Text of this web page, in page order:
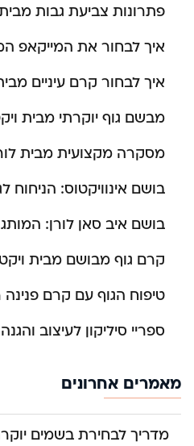
פתרונות צביעת גבות
איך לבחור את המייקאפ
איך לבחור קרם עיניים
מבשם גוף יוקרתי מבית
מסקרה מקצועית מבית
בושם אינוויקטוס: הניחוח
בושם איב סאן לורן: המותג
קרם גוף מבושם מבית
טיפוח הגוף עם קרם פנינה
ספריי סיליקון לעיצוב
מאמרים אחרונים
מדריך לבחירת בשמים